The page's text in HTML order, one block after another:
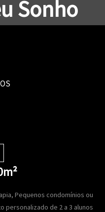
Sonho
Pequenos condomínios ou
personalizado de 2 a 3 alunos